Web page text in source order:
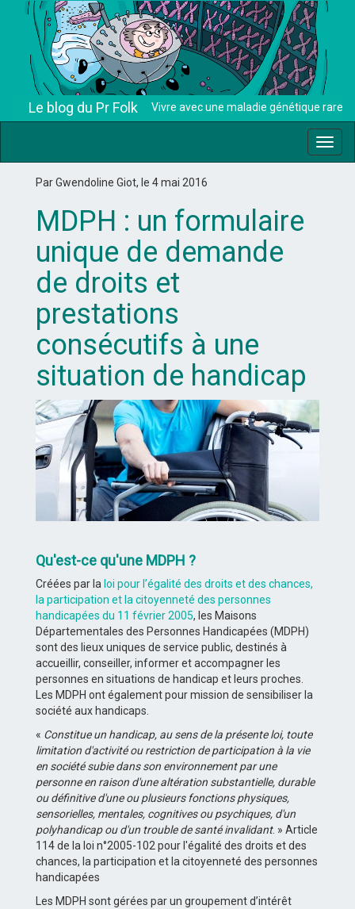
Le blog du Pr Folk Vivre avec une maladie génétique rare
Par Gwendoline Giot, le 4 mai 2016
MDPH : un formulaire
unique de demande
de droits et
prestations
consécutifs à une
situation de handicap
Qu'est-ce qu'une MDPH ?
Créées par la loi pour l’égalité des droits et des chances,
la participation et la citoyenneté des personnes
handicapées du 11 février 2005, les Maisons
Départementales des Personnes Handicapées (MDPH)
sont des lieux uniques de service public, destinés à
accueillir, conseiller, informer et accompagner les
personnes en situations de handicap et leurs proches.
Les MDPH ont également pour mission de sensibiliser la
société aux handicaps.
« Constitue un handicap, au sens de la présente loi, toute
limitation d'activité ou restriction de participation à la vie
en société subie dans son environnement par une
personne en raison d'une altération substantielle, durable
ou définitive d'une ou plusieurs fonctions physiques,
sensorielles, mentales, cognitives ou psychiques, d'un
polyhandicap ou d'un trouble de santé invalidant. » Article
114 de la loi n°2005-102 pour l'égalité des droits et des
chances, la participation et la citoyenneté des personnes
handicapées
Les MDPH sont gérées par un groupement d’intérêt